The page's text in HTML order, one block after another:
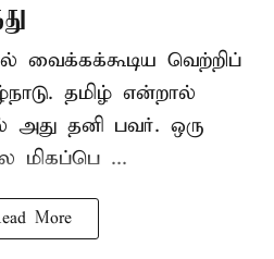
வைக்கக்கூடிய வெற்றிப்
தமிழ் என்றால்
அது தனி பவர். ஒரு
மிகப்பெ ...
More